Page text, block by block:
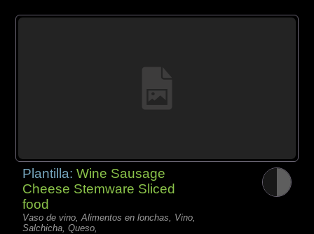
Plantilla:Wine Sausage
Cheese Stemware Sliced
food
Vaso de vino, Alimentos en lonchas, Vino,
Salchicha, Queso,